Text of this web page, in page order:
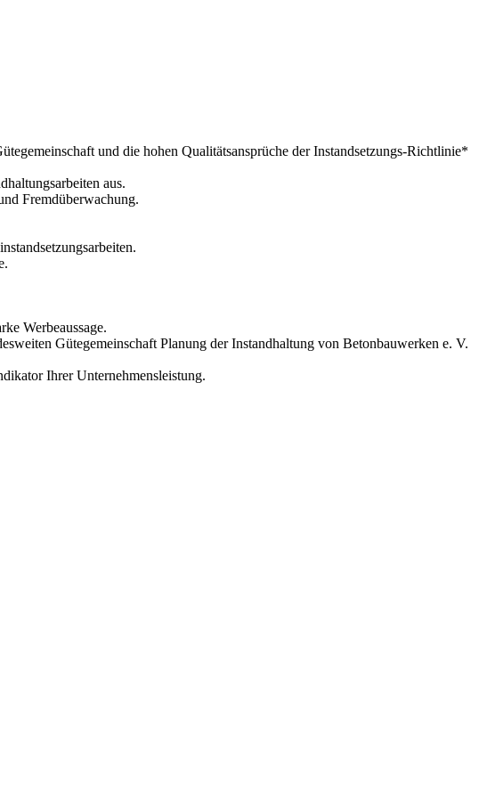
und die hohen Qualitätsansprüche der Instandsetzungs-Richtlinie*
aus.
Fremdüberwachung.
Werbeaussage.
Gütegemeinschaft Planung der Instandhaltung von Betonbauwerken e. V.
Ihrer Unternehmensleistung.